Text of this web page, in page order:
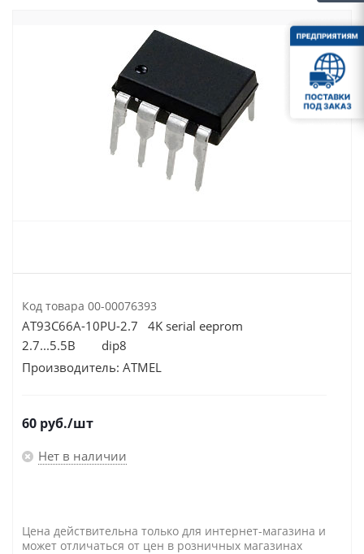
Код товара 00-00076393
AT93C66A-10PU-2.7 4K serial eeprom
2.7...5.5В dip8
Производитель: ATMEL
60 руб./шт
Нет в наличии
Цена действительна только для интернет-магазина и
может отличаться от цен в розничных магазинах